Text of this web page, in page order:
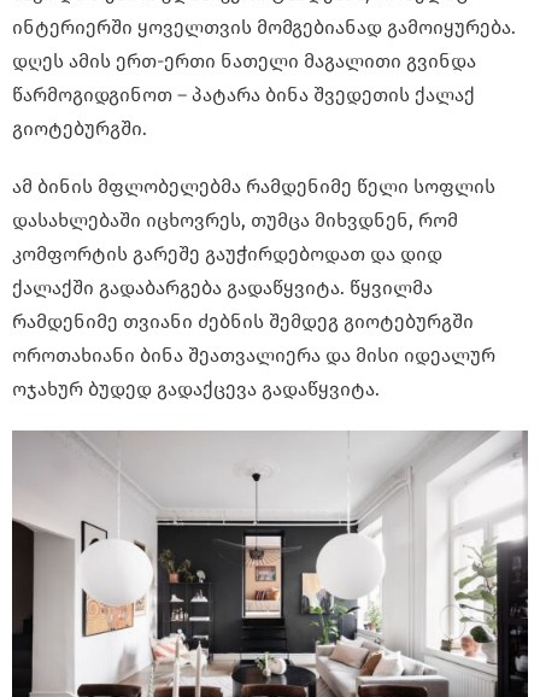
ინტერიერში ყოველთვის მომგებიანად გამოიყურება.
დღეს ამის ერთ-ერთი ნათელი მაგალითი გვინდა
წარმოგიდგინოთ – პატარა ბინა შვედეთის ქალაქ
გიოტებურგში.
ამ ბინის მფლობელებმა რამდენიმე წელი სოფლის
დასახლებაში იცხოვრეს, თუმცა მიხვდნენ, რომ
კომფორტის გარეშე გაუჭირდებოდათ და დიდ
ქალაქში გადაბარგება გადაწყვიტა. წყვილმა
რამდენიმე თვიანი ძებნის შემდეგ გიოტებურგში
ოროთახიანი ბინა შეათვალიერა და მისი იდეალურ
ოჯახურ ბუდედ გადაქცევა გადაწყვიტა.